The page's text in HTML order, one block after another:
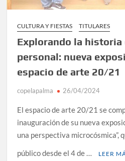
CULTURA Y FIESTAS TITULARES
Explorando la historia
personal: nueva
espacio de arte 20/21
copelapalma 26/04/2024
El espacio de arte 20/21 se
inauguración de su nueva
una perspectiva microcósmica”,
público desde el 4 de …
LEER